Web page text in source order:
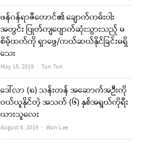
ဖန်ဂန်ရာဇီတောင်၏ ချောက်ကမ်းပါး
အတွင်း ပြုတ်ကျပျောက်ဆုံးသွားသည့် မ
စိမ့်ထက်ကို ရှာဖွေ/ကယ်ဆယ်နိုင်ခြင်းမရှိ
သေး
May 15, 2019 Author
Tun Tun
ဒေါ်လာ (၈) သန်းတန် အဆောက်အဦးကို
ဝယ်ယူနိုင်တဲ့ အသက် (၆) နှစ်အရွယ်ကိုရီး
ယားသူလေး
August 6, 2019 Author
Wun Lae